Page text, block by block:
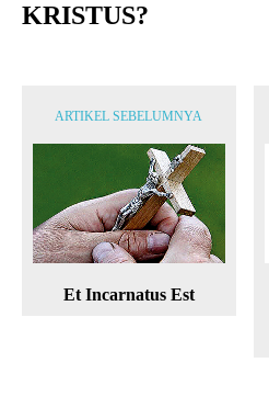
KRISTUS?
ARTIKEL SEBELUMNYA
Et Incarnatus Est